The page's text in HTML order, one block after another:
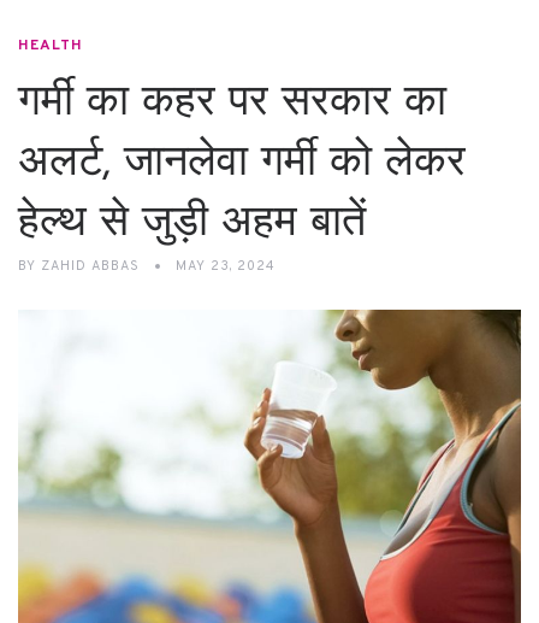
HEALTH
गर्मी का कहर पर सरकार का
अलर्ट, जानलेवा गर्मी को लेकर
हेल्थ से जुड़ी अहम बातें
BY ZAHID ABBAS MAY 23, 2024